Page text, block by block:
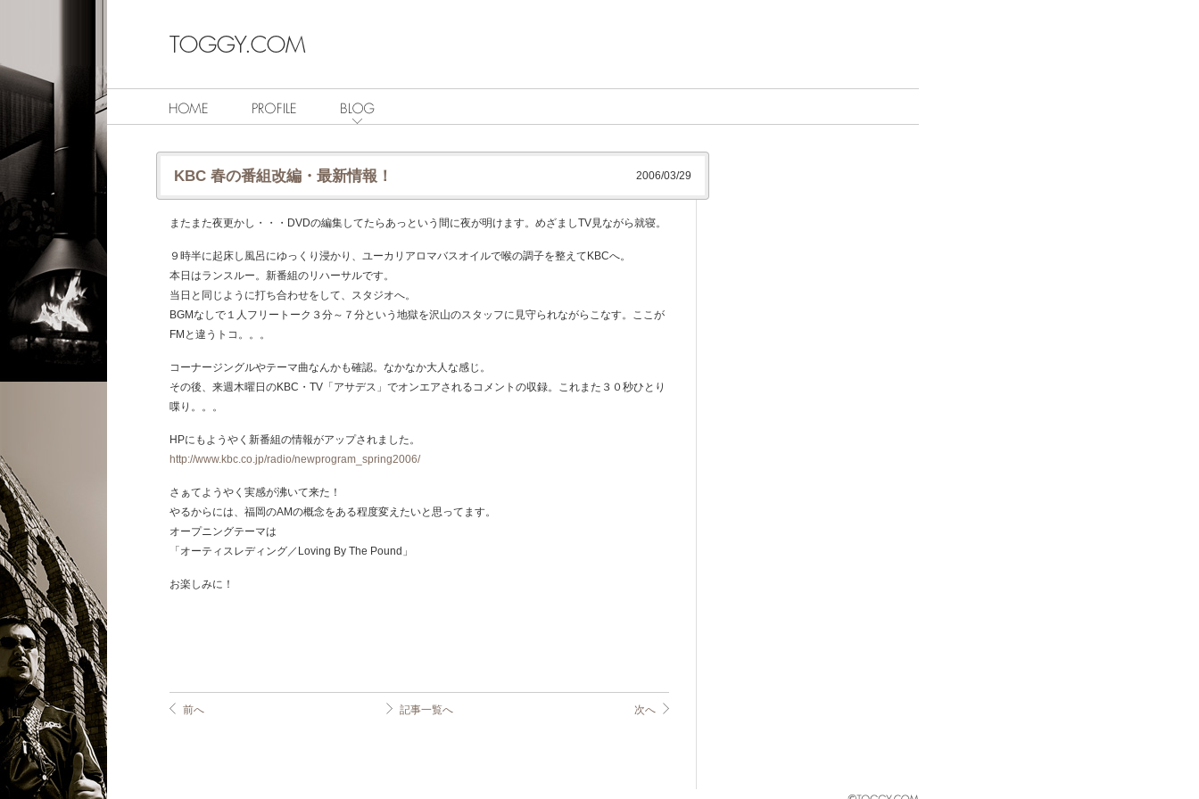
KBC 春の番組改編・最新情報！ 2006/03/29
またまた夜更かし・・・DVDの編集してたらあっという間に夜が明けます。めざましTV見ながら就寝。
９時半に起床し風呂にゆっくり浸かり、ユーカリアロマバスオイルで喉の調子を整えてKBCへ。
本日はランスルー。新番組のリハーサルです。
当日と同じように打ち合わせをして、スタジオへ。
BGMなしで１人フリートーク３分～７分という地獄を沢山のスタッフに見守られながらこなす。ここが
FMと違うトコ。。。
コーナージングルやテーマ曲なんかも確認。なかなか大人な感じ。
その後、来週木曜日のKBC・TV「アサデス」でオンエアされるコメントの収録。これまた３０秒ひとり
喋り。。。
HPにもようやく新番組の情報がアップされました。
http://www.kbc.co.jp/radio/newprogram_spring2006/
さぁてようやく実感が沸いて来た！
やるからには、福岡のAMの概念をある程度変えたいと思ってます。
オープニングテーマは
「オーティスレディング／Loving By The Pound」
お楽しみに！
前へ 記事一覧へ 次へ